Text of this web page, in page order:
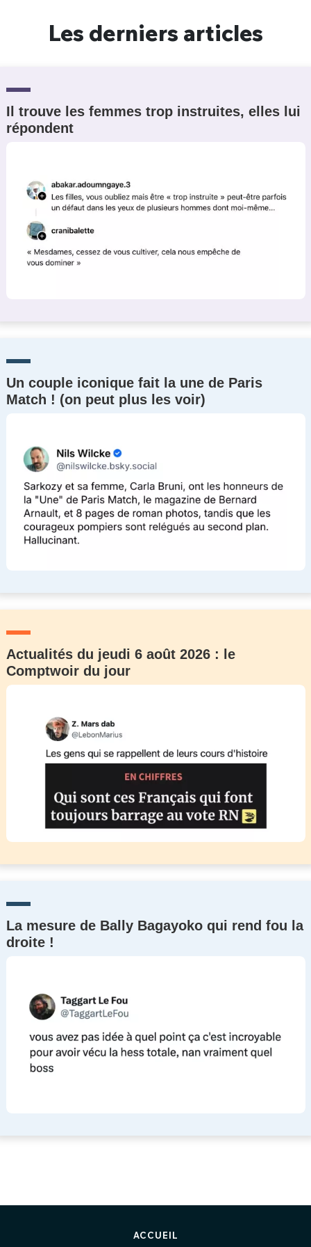
Les derniers articles
Il trouve les femmes trop instruites, elles lui
répondent
Un couple iconique fait la une de Paris
Match ! (on peut plus les voir)
Actualités du jeudi 6 août 2026 : le
Comptwoir du jour
La mesure de Bally Bagayoko qui rend fou la
droite !
ACCUEIL
Un Thread